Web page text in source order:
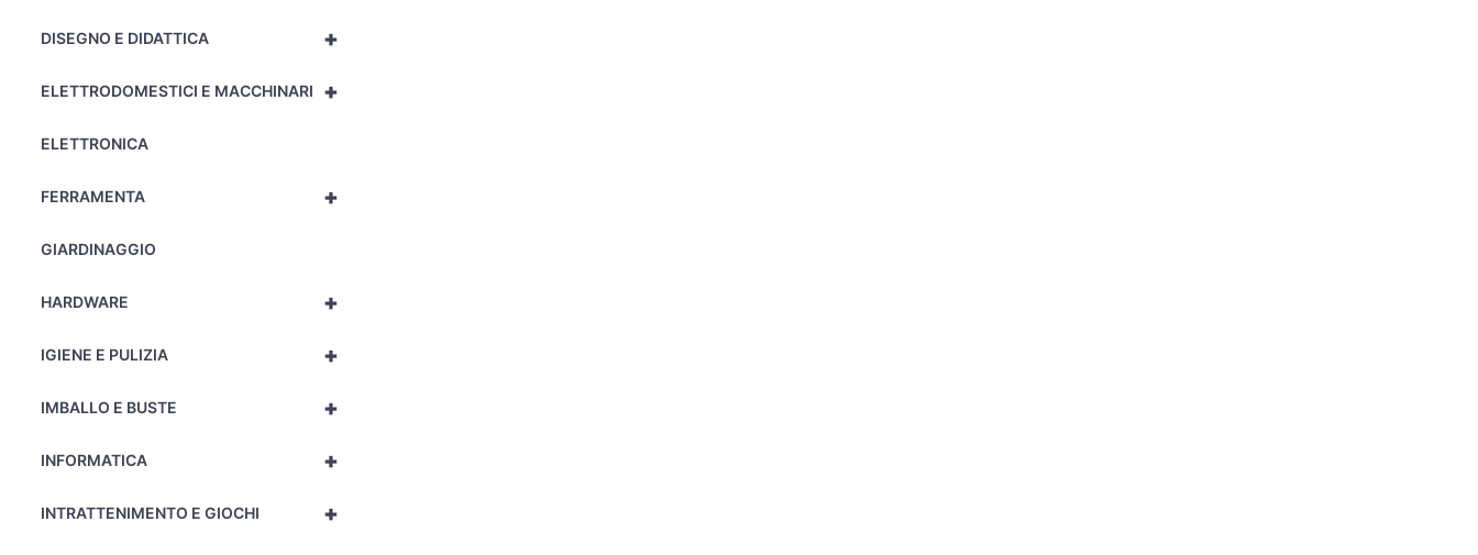
+
DISEGNO E DIDATTICA
+
ELETTRODOMESTICI E MACCHINARI
ELETTRONICA
+
FERRAMENTA
GIARDINAGGIO
+
HARDWARE
+
IGIENE E PULIZIA
+
IMBALLO E BUSTE
+
INFORMATICA
+
INTRATTENIMENTO E GIOCHI